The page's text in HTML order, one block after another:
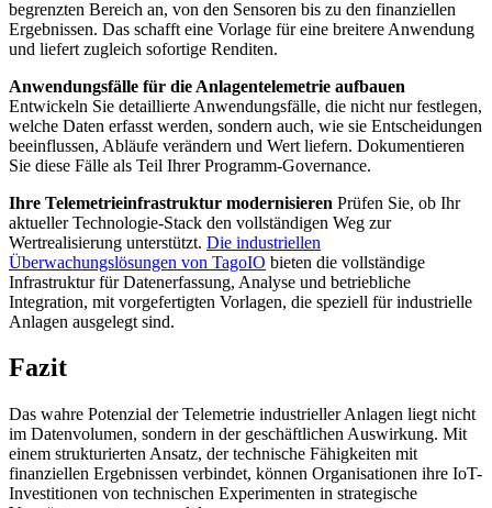
begrenzten Bereich an, von den Sensoren bis zu den finanziellen
Ergebnissen. Das schafft eine Vorlage für eine breitere Anwendung
und liefert zugleich sofortige Renditen.
Anwendungsfälle für die Anlagentelemetrie aufbauen
Entwickeln Sie detaillierte Anwendungsfälle, die nicht nur festlegen,
welche Daten erfasst werden, sondern auch, wie sie Entscheidungen
beeinflussen, Abläufe verändern und Wert liefern. Dokumentieren
Sie diese Fälle als Teil Ihrer Programm-Governance.
Ihre Telemetrieinfrastruktur modernisieren Prüfen Sie, ob Ihr
aktueller Technologie-Stack den vollständigen Weg zur
Wertrealisierung unterstützt. Die industriellen
Überwachungslösungen von TagoIO bieten die vollständige
Infrastruktur für Datenerfassung, Analyse und betriebliche
Integration, mit vorgefertigten Vorlagen, die speziell für industrielle
Anlagen ausgelegt sind.
Fazit
Das wahre Potenzial der Telemetrie industrieller Anlagen liegt nicht
im Datenvolumen, sondern in der geschäftlichen Auswirkung. Mit
einem strukturierten Ansatz, der technische Fähigkeiten mit
finanziellen Ergebnissen verbindet, können Organisationen ihre IoT-
Investitionen von technischen Experimenten in strategische